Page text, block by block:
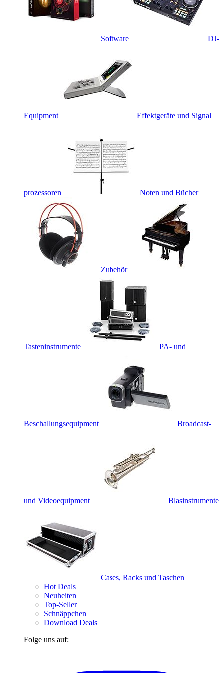
Software DJ-
Equipment Effektgeräte und Signal
prozessoren Noten und Bücher
Zubehör
Tasteninstrumente PA- und
Beschallungsequipment Broadcast-
und Videoequipment Blasinstrumente
Cases, Racks und Taschen
Hot Deals
Neuheiten
Top-Seller
Schnäppchen
Download Deals
Folge uns auf: